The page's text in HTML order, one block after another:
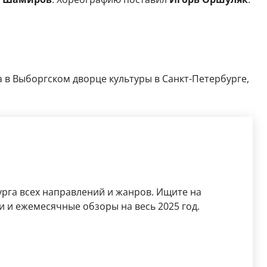
Выборгском дворце культуры в Санкт-Петербурге,
всех направлений и жанров. Ищите на
ежемесячные обзоры на весь 2025 год.